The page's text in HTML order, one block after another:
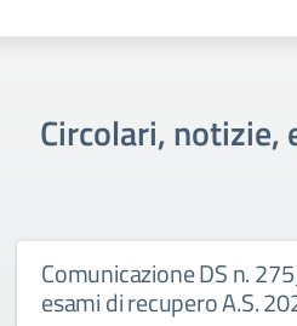
Circolari, notizie,
Comunicazione DS n.
esami di recupero A.S.